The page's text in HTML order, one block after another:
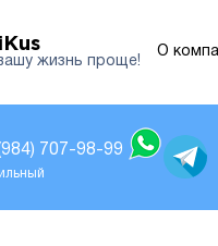
жизнь проще!
О
707-98-99